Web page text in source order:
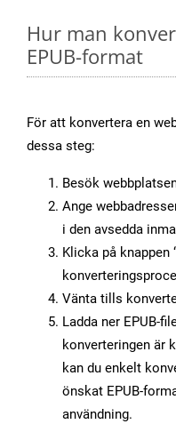
Hur man
EPUB-format
För att konvertera en
dessa steg:
Besök
Ange
i den avsedda
Klicka på knappen
Vänta tills
Ladda ner EPUB-
konverteringen är
kan du enkelt
önskat EPUB-
användning.